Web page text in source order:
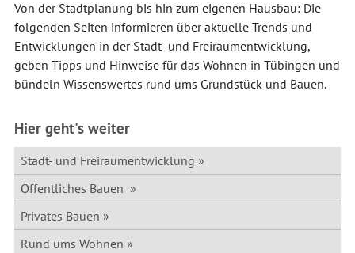
Von der Stadtplanung bis hin zum eigenen Hausbau: Die
folgenden Seiten informieren über aktuelle Trends und
Entwicklungen in der Stadt- und Freiraumentwicklung,
geben Tipps und Hinweise für das Wohnen in Tübingen und
bündeln Wissenswertes rund ums Grundstück und Bauen.
Hier geht's weiter
Stadt- und Freiraumentwicklung
Öffentliches Bauen
Privates Bauen
Rund ums Wohnen